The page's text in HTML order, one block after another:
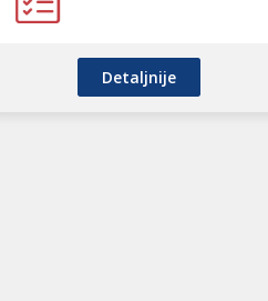
Detaljnije